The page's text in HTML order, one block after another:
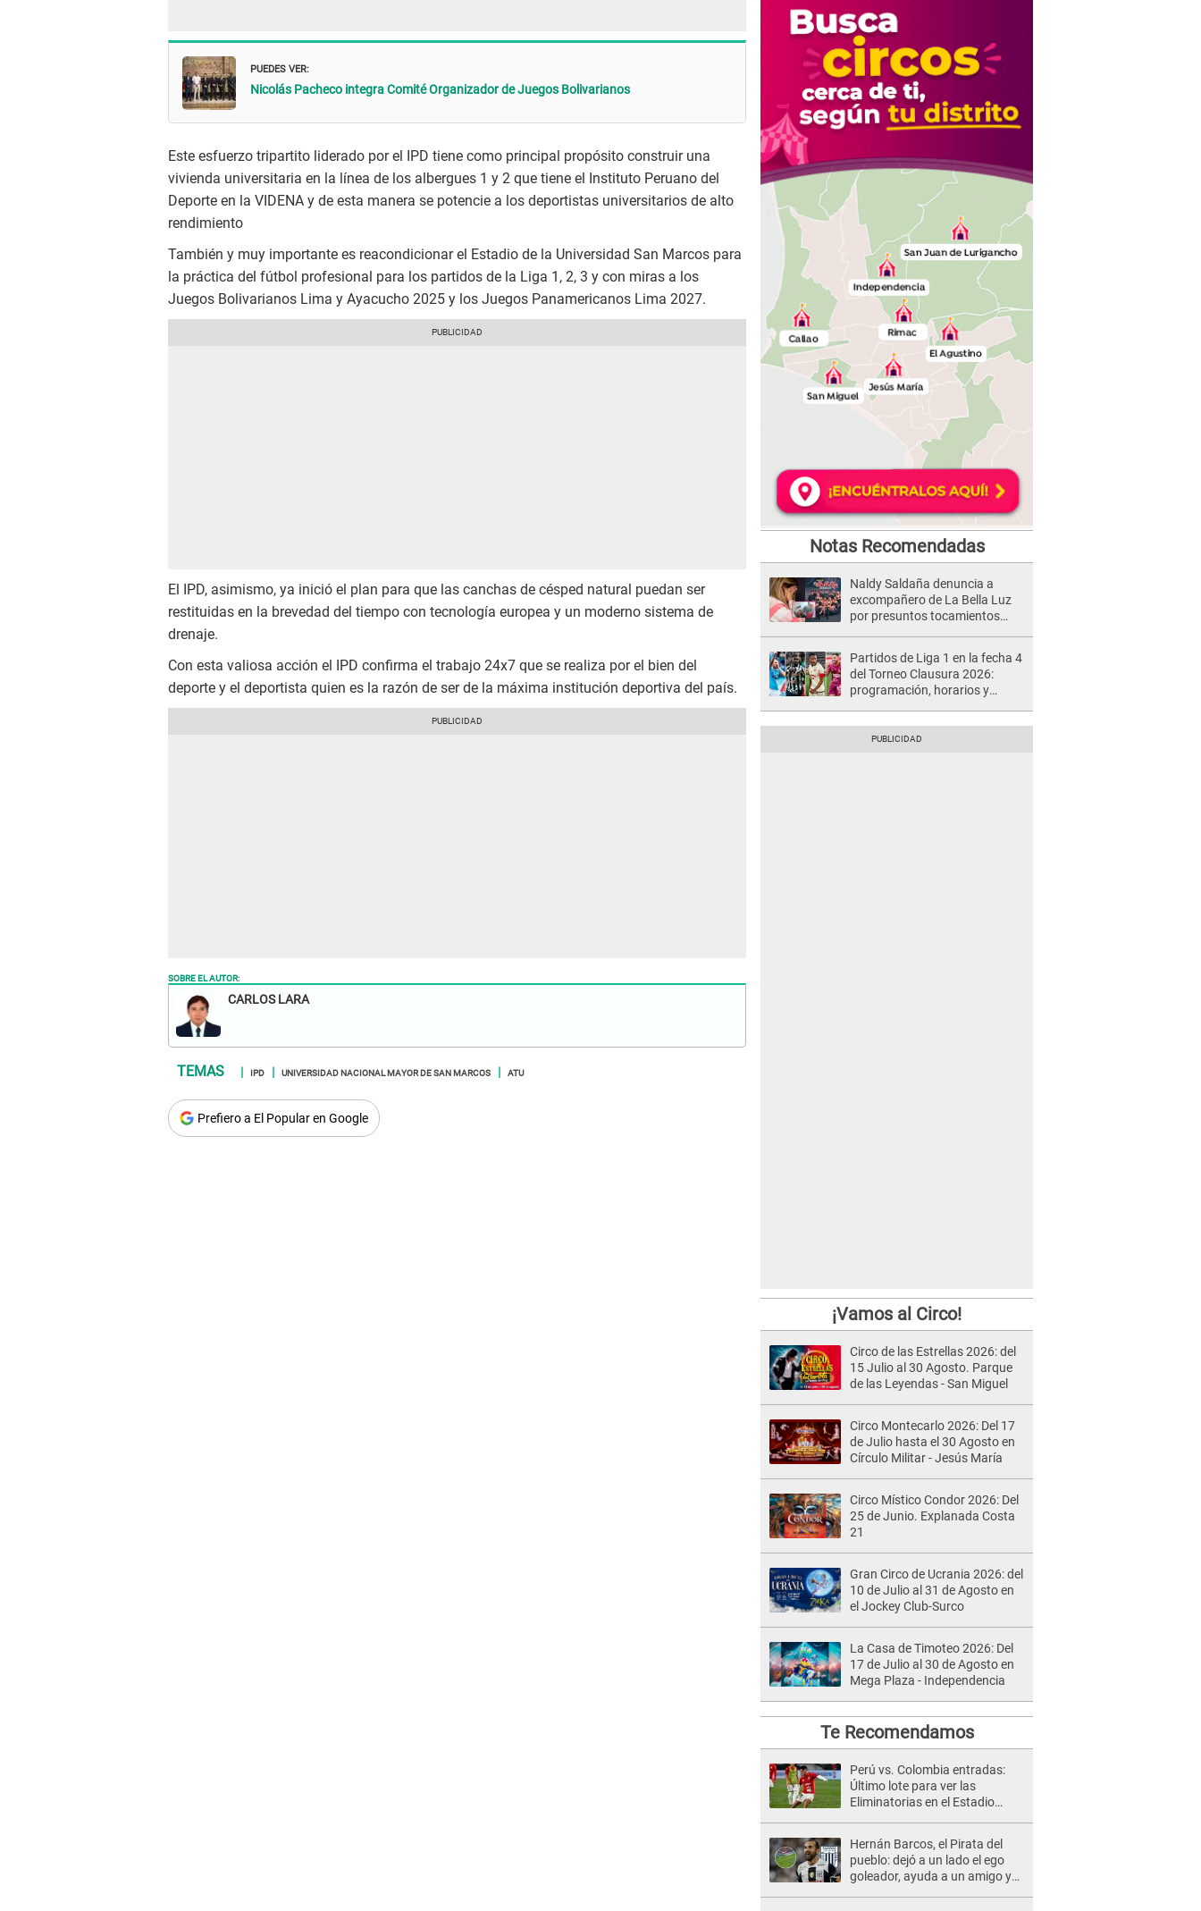
PUEDES VER:
Nicolás Pacheco integra Comité Organizador de Juegos Bolivarianos
Este esfuerzo tripartito liderado por el IPD tiene como principal propósito construir una
vivienda universitaria en la línea de los albergues 1 y 2 que tiene el Instituto Peruano del
Deporte en la VIDENA y de esta manera se potencie a los deportistas universitarios de alto
rendimiento
También y muy importante es reacondicionar el Estadio de la Universidad San Marcos para
la práctica del fútbol profesional para los partidos de la Liga 1, 2, 3 y con miras a los
Juegos Bolivarianos Lima y Ayacucho 2025 y los Juegos Panamericanos Lima 2027.
El IPD, asimismo, ya inició el plan para que las canchas de césped natural puedan ser
restituidas en la brevedad del tiempo con tecnología europea y un moderno sistema de
drenaje.
Con esta valiosa acción el IPD confirma el trabajo 24x7 que se realiza por el bien del
deporte y el deportista quien es la razón de ser de la máxima institución deportiva del país.
SOBRE EL AUTOR:
CARLOS LARA
IPD UNIVERSIDAD NACIONAL MAYOR DE SAN MARCOS ATU
Prefiero a El Popular en Google
Notas Recomendadas
Naldy Saldaña denuncia a
excompañero de La Bella Luz
por presuntos tocamientos
Partidos de Liga 1 en la fecha 4
del Torneo Clausura 2026:
programación, horarios y
¡Vamos al Circo!
Circo de las Estrellas 2026: del
15 Julio al 30 Agosto. Parque
de las Leyendas - San Miguel
Circo Montecarlo 2026: Del 17
de Julio hasta el 30 Agosto en
Círculo Militar - Jesús María
Circo Místico Condor 2026: Del
25 de Junio. Explanada Costa
21
Gran Circo de Ucrania 2026: del
10 de Julio al 31 de Agosto en
el Jockey Club-Surco
La Casa de Timoteo 2026: Del
17 de Julio al 30 de Agosto en
Mega Plaza - Independencia
Te Recomendamos
Perú vs. Colombia entradas:
Último lote para ver las
Eliminatorias en el Estadio
Hernán Barcos, el Pirata del
pueblo: dejó a un lado el ego
goleador, ayuda a un amigo y